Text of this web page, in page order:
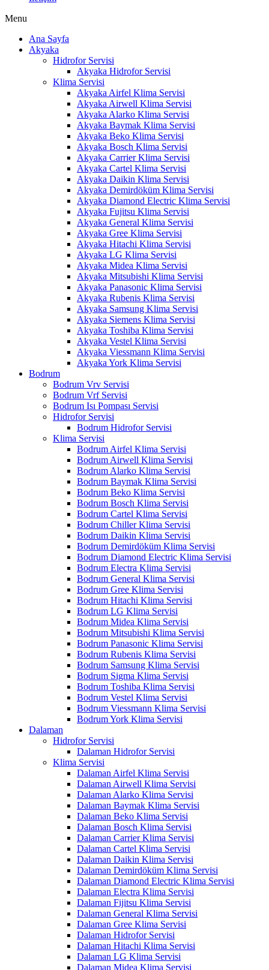
Menu
Ana Sayfa
Akyaka
Hidrofor Servisi
Akyaka Hidrofor Servisi
Klima Servisi
Akyaka Airfel Klima Servisi
Akyaka Airwell Klima Servisi
Akyaka Alarko Klima Servisi
Akyaka Baymak Klima Servisi
Akyaka Beko Klima Servisi
Akyaka Bosch Klima Servisi
Akyaka Carrier Klima Servisi
Akyaka Cartel Klima Servisi
Akyaka Daikin Klima Servisi
Akyaka Demirdöküm Klima Servisi
Akyaka Diamond Electric Klima Servisi
Akyaka Fujitsu Klima Servisi
Akyaka General Klima Servisi
Akyaka Gree Klima Servisi
Akyaka Hitachi Klima Servisi
Akyaka LG Klima Servisi
Akyaka Midea Klima Servisi
Akyaka Mitsubishi Klima Servisi
Akyaka Panasonic Klima Servisi
Akyaka Rubenis Klima Servisi
Akyaka Samsung Klima Servisi
Akyaka Siemens Klima Servisi
Akyaka Toshiba Klima Servisi
Akyaka Vestel Klima Servisi
Akyaka Viessmann Klima Servisi
Akyaka York Klima Servisi
Bodrum
Bodrum Vrv Servisi
Bodrum Vrf Servisi
Bodrum Isı Pompası Servisi
Hidrofor Servisi
Bodrum Hidrofor Servisi
Klima Servisi
Bodrum Airfel Klima Servisi
Bodrum Airwell Klima Servisi
Bodrum Alarko Klima Servisi
Bodrum Baymak Klima Servisi
Bodrum Beko Klima Servisi
Bodrum Bosch Klima Servisi
Bodrum Cartel Klima Servisi
Bodrum Chiller Klima Servisi
Bodrum Daikin Klima Servisi
Bodrum Demirdöküm Klima Servisi
Bodrum Diamond Electric Klima Servisi
Bodrum Electra Klima Servisi
Bodrum General Klima Servisi
Bodrum Gree Klima Servisi
Bodrum Hitachi Klima Servisi
Bodrum LG Klima Servisi
Bodrum Midea Klima Servisi
Bodrum Mitsubishi Klima Servisi
Bodrum Panasonic Klima Servisi
Bodrum Rubenis Klima Servisi
Bodrum Samsung Klima Servisi
Bodrum Sigma Klima Servisi
Bodrum Toshiba Klima Servisi
Bodrum Vestel Klima Servisi
Bodrum Viessmann Klima Servisi
Bodrum York Klima Servisi
Dalaman
Hidrofor Servisi
Dalaman Hidrofor Servisi
Klima Servisi
Dalaman Airfel Klima Servisi
Dalaman Airwell Klima Servisi
Dalaman Alarko Klima Servisi
Dalaman Baymak Klima Servisi
Dalaman Beko Klima Servisi
Dalaman Bosch Klima Servisi
Dalaman Carrier Klima Servisi
Dalaman Cartel Klima Servisi
Dalaman Daikin Klima Servisi
Dalaman Demirdöküm Klima Servisi
Dalaman Diamond Electric Klima Servisi
Dalaman Electra Klima Servisi
Dalaman Fijitsu Klima Servisi
Dalaman General Klima Servisi
Dalaman Gree Klima Servisi
Dalaman Hidrofor Servisi
Dalaman Hitachi Klima Servisi
Dalaman LG Klima Servisi
Dalaman Midea Klima Servisi